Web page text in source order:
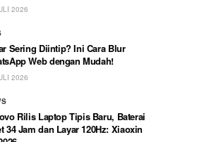
2026
Sering Diintip? Ini Cara Blur
Web dengan Mudah!
2026
Rilis Laptop Tipis Baru, Baterai
34 Jam dan Layar 120Hz: Xiaoxin